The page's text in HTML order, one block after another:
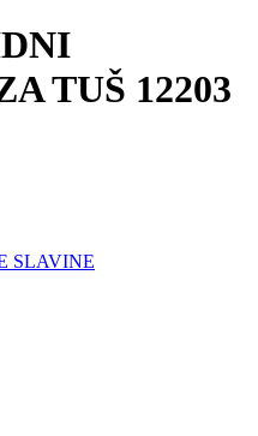
TUŠ 12203
SLAVINE